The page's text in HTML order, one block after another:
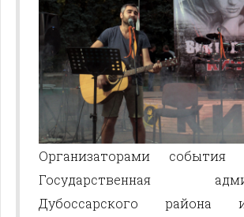
Организаторами события
Государственная
Дубоссарского района